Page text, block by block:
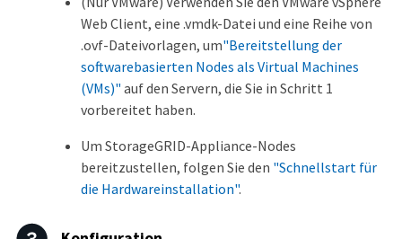
Web Client, eine .vmdk-Datei und eine Reihe von
.ovf-Dateivorlagen, um"Bereitstellung der
softwarebasierten Nodes als Virtual Machines
(VMs)" auf den Servern, die Sie in Schritt 1
vorbereitet haben.
Um StorageGRID-Appliance-Nodes
bereitzustellen, folgen Sie den "Schnellstart für
die Hardwareinstallation".